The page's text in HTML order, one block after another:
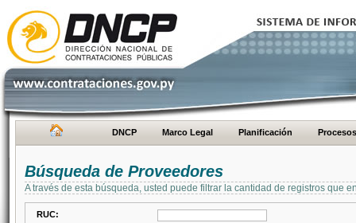
DNCP Marco Legal Planificación Procesos
Búsqueda de Proveedores
A través de esta búsqueda, usted puede filtrar la cantidad de registros que
RUC: